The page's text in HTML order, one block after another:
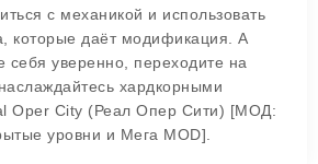
с механикой и использовать
которые даёт модификация. А
себя уверенно, переходите на
хардкорными
Oper City (Реал Опер Сити) [МОД:
уровни и Мега MOD].